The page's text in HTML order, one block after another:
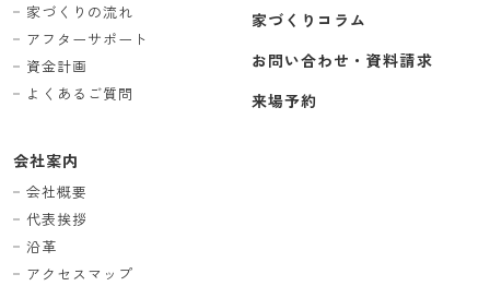
家づくりの流れ
アフターサポート
資金計画
よくあるご質問
家づくりコラム
お問い合わせ・資料請求
来場予約
会社案内
会社概要
代表挨拶
沿革
アクセスマップ